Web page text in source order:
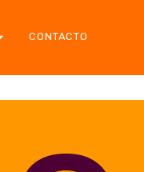
CONTACTO